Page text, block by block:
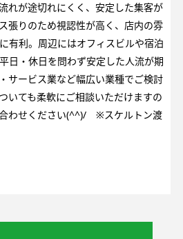
れが途切れにくく、安定した集客が
張りのため視認性が高く、店内の雰
有利。周辺にはオフィスビルや宿泊
日・休日を問わず安定した人流が期
サービス業など幅広い業種でご検討
いても柔軟にご相談いただけますの
わせください(^^)/ ※スケルトン渡